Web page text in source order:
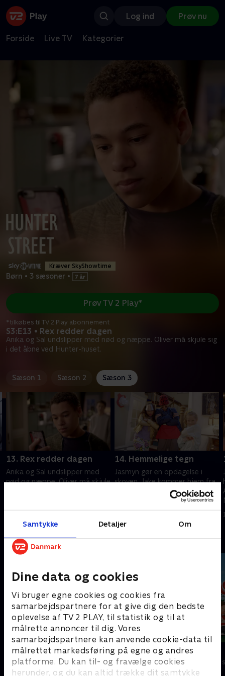
Samtykke Detaljer Om
Dine data og cookies
Vi bruger egne cookies og cookies fra
samarbejdspartnere for at give dig den bedste
oplevelse af TV 2 PLAY, til statistik og til at
målrette annoncer til dig. Vores
samarbejdspartnere kan anvende cookie-data til
målrettet markedsføring på egne og andres
platforme. Du kan til- og fravælge cookies
herunder, og du kan altid trække dit samtykke
Log ind Prøv nu
Forside Live TV Kategorier
Kræver SkyShowtime
Børn • 3 sæsoner •
S3:E13 • Rex redder dagen
Anika og Sal undslipper med nød og næppe. Oliver må skjule sig
i det åbne ved Hunter-huset.
Prøv TV 2 Play*
*tilkøbes til TV 2 Play abonnement
Sæson 1 Sæson 2 Sæson 3
13. Rex redder dagen
Anika og Sal undslipper med
nød og næppe. Oliver må skjule
14. Hemmelige tegn
Jasmyn gør en opdagelse i
skoven. Jake kommer hjem fra
hospitalet til en overraskelse.
Andre så også
Vicke Viking
Børneserier • 1 sæsoner
Monchhichi
Børneserier • 1